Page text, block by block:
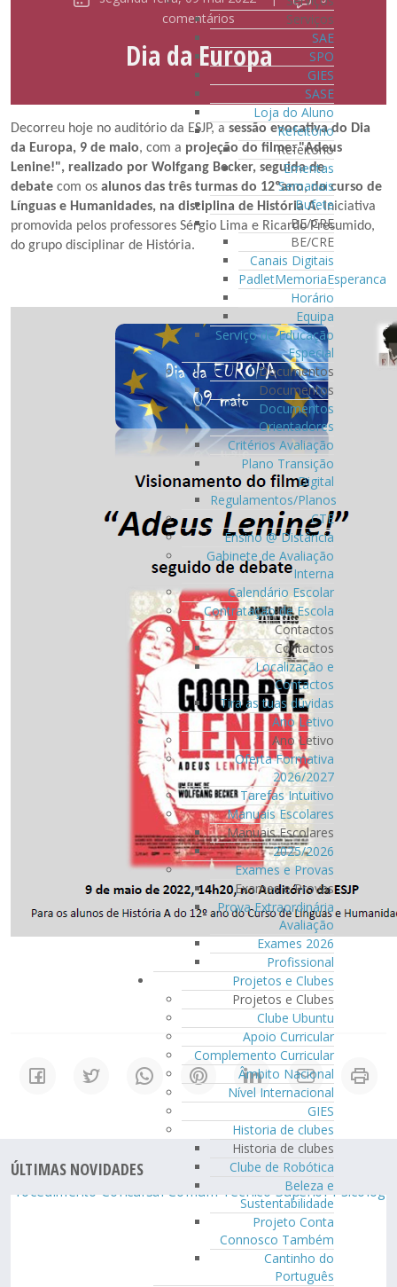
Serviços
SAE
SPO
GIES
SASE
Loja do Aluno
Refeitório
Refeitório
Ementas
Semanais
Bufete
BE/CRE
BE/CRE
Canais Digitais
PadletMemoriaEsperanca
Horário
Equipa
Serviço de Educação
Especial
Documentos
Documentos
Documentos
Orientadores
Critérios Avaliação
Plano Transição
Digital
Regulamentos/Planos
CTE
Ensino @ Distância
Gabinete de Avaliação
Interna
Calendário Escolar
Contratação de Escola
Contactos
Contactos
Localização e
Contactos
Tira as tuas dúvidas
Ano Letivo
Ano Letivo
Oferta Formativa
2026/2027
Tarefas Intuitivo
Manuais Escolares
Manuais Escolares
2025/2026
Exames e Provas
Exames e Provas
Prova Extraordinária
Avaliação
Exames 2026
Profissional
Projetos e Clubes
Projetos e Clubes
Clube Ubuntu
Apoio Curricular
Complemento Curricular
Âmbito Nacional
Nível Internacional
GIES
Historia de clubes
Historia de clubes
Clube de Robótica
Beleza e
Sustentabilidade
Projeto Conta
Connosco Também
Cantinho do
Português
comentários
Dia da Europa
Decorreu hoje no auditório da ESJP, a sessão evocativa do Dia
da Europa, 9 de maio, com a projeção do filme: "Adeus
Lenine!", realizado por Wolfgang Becker, seguida de
debate com os alunos das três turmas do 12ºano, do curso de
Línguas e Humanidades, na disciplina de História A. Iniciativa
promovida pelos professores Sérgio Lima e Ricardo Presumido,
do grupo disciplinar de História.
ÚLTIMAS NOVIDADES